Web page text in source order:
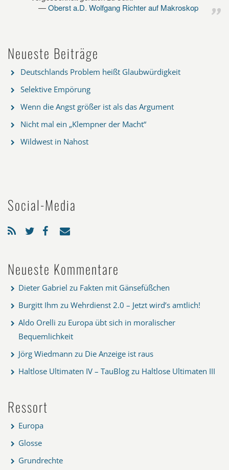
Oberst a.D. Wolfgang Richter auf Makroskop
Neueste Beiträge
Deutschlands Problem heißt Glaubwürdigkeit
Selektive Empörung
Wenn die Angst größer ist als das Argument
Nicht mal ein „Klempner der Macht“
Wildwest in Nahost
Social-Media
Neueste Kommentare
Dieter Gabriel zu Fakten mit Gänsefüßchen
Burgitt Ihm zu Wehrdienst 2.0 – Jetzt wird’s amtlich!
Aldo Orelli zu Europa übt sich in moralischer
Bequemlichkeit
Jörg Wiedmann zu Die Anzeige ist raus
Haltlose Ultimaten IV – TauBlog zu Haltlose Ultimaten III
Ressort
Europa
Glosse
Grundrechte